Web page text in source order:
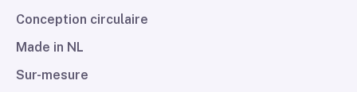
Conception circulaire
Made in NL
Sur-mesure